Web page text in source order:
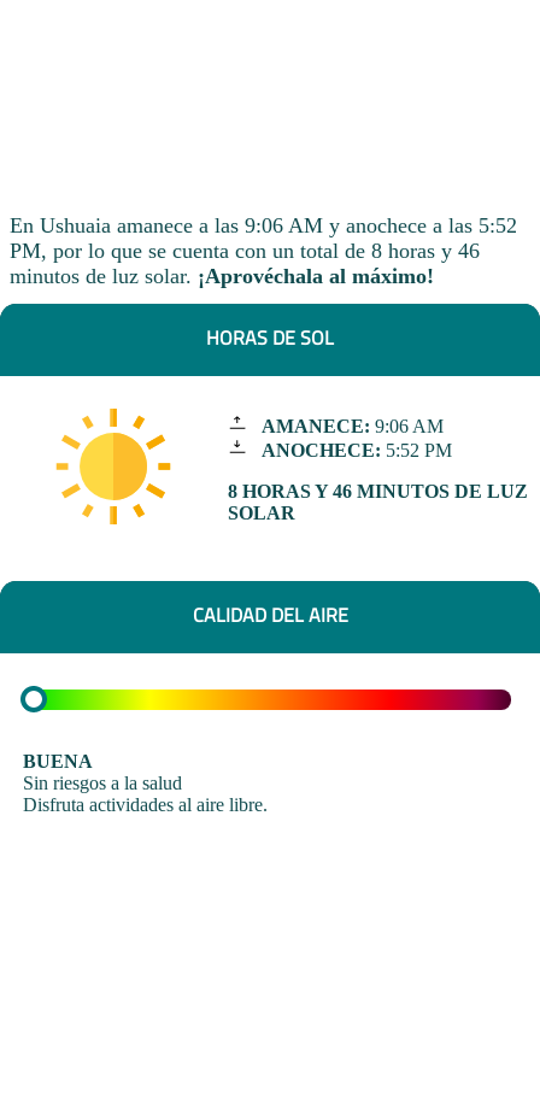
En Ushuaia amanece a las 9:06 AM y anochece a las 5:52
PM, por lo que se cuenta con un total de 8 horas y 46
minutos de luz solar. ¡Aprovéchala al máximo!
HORAS DE SOL
AMANECE: 9:06 AM
ANOCHECE: 5:52 PM
8 HORAS Y 46 MINUTOS DE LUZ
SOLAR
CALIDAD DEL AIRE
BUENA
Sin riesgos a la salud
Disfruta actividades al aire libre.